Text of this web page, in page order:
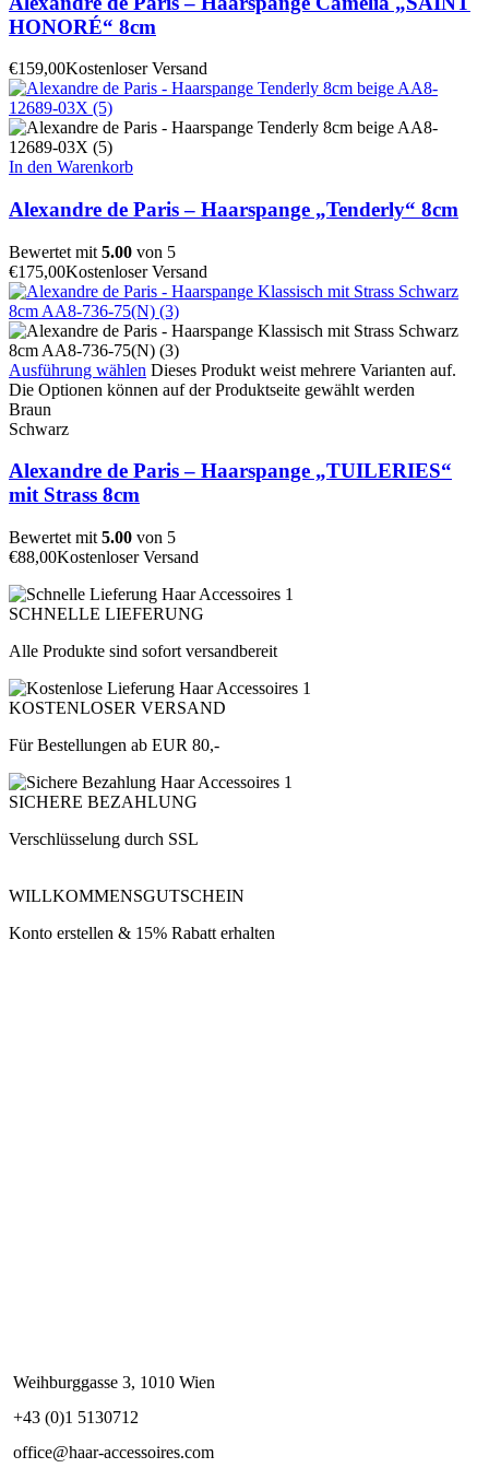
HONORÉ“ 8cm
€159,00Kostenloser Versand
In den Warenkorb
Alexandre de Paris – Haarspange „Tenderly“ 8cm
Bewertet mit 5.00 von 5
€175,00Kostenloser Versand
Ausführung wählen Dieses Produkt weist mehrere Varianten auf.
Die Optionen können auf der Produktseite gewählt werden
Braun
Schwarz
Alexandre de Paris – Haarspange „TUILERIES“
mit Strass 8cm
Bewertet mit 5.00 von 5
€88,00Kostenloser Versand
SCHNELLE LIEFERUNG
Alle Produkte sind sofort versandbereit
KOSTENLOSER VERSAND
Für Bestellungen ab EUR 80,-
SICHERE BEZAHLUNG
Verschlüsselung durch SSL
WILLKOMMENSGUTSCHEIN
Konto erstellen & 15% Rabatt erhalten
Weihburggasse 3, 1010 Wien
+43 (0)1 5130712
office@haar-accessoires.com